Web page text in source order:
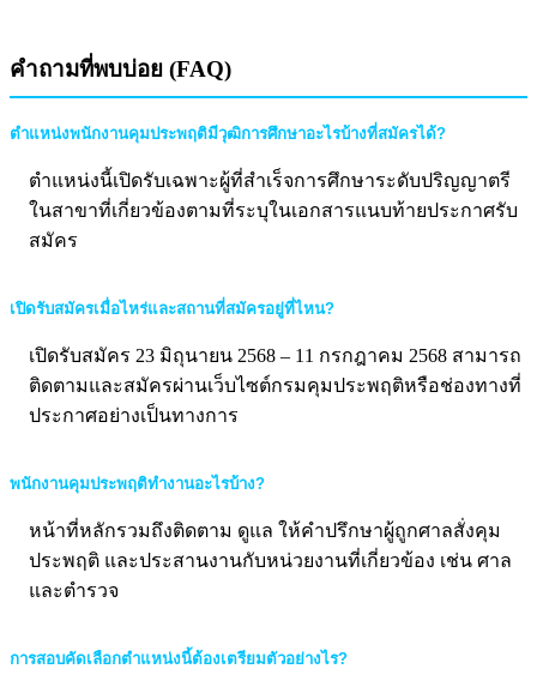
คำถามที่พบบ่อย (FAQ)
ตำแหน่งพนักงานคุมประพฤติมีวุฒิการศึกษาอะไรบ้างที่สมัครได้?
ตำแหน่งนี้เปิดรับเฉพาะผู้ที่สำเร็จการศึกษาระดับปริญญาตรี
ในสาขาที่เกี่ยวข้องตามที่ระบุในเอกสารแนบท้ายประกาศรับ
สมัคร
เปิดรับสมัครเมื่อไหร่และสถานที่สมัครอยู่ที่ไหน?
เปิดรับสมัคร 23 มิถุนายน 2568 – 11 กรกฎาคม 2568 สามารถ
ติดตามและสมัครผ่านเว็บไซต์กรมคุมประพฤติหรือช่องทางที่
ประกาศอย่างเป็นทางการ
พนักงานคุมประพฤติทำงานอะไรบ้าง?
หน้าที่หลักรวมถึงติดตาม ดูแล ให้คำปรึกษาผู้ถูกศาลสั่งคุม
ประพฤติ และประสานงานกับหน่วยงานที่เกี่ยวข้อง เช่น ศาล
และตำรวจ
การสอบคัดเลือกตำแหน่งนี้ต้องเตรียมตัวอย่างไร?